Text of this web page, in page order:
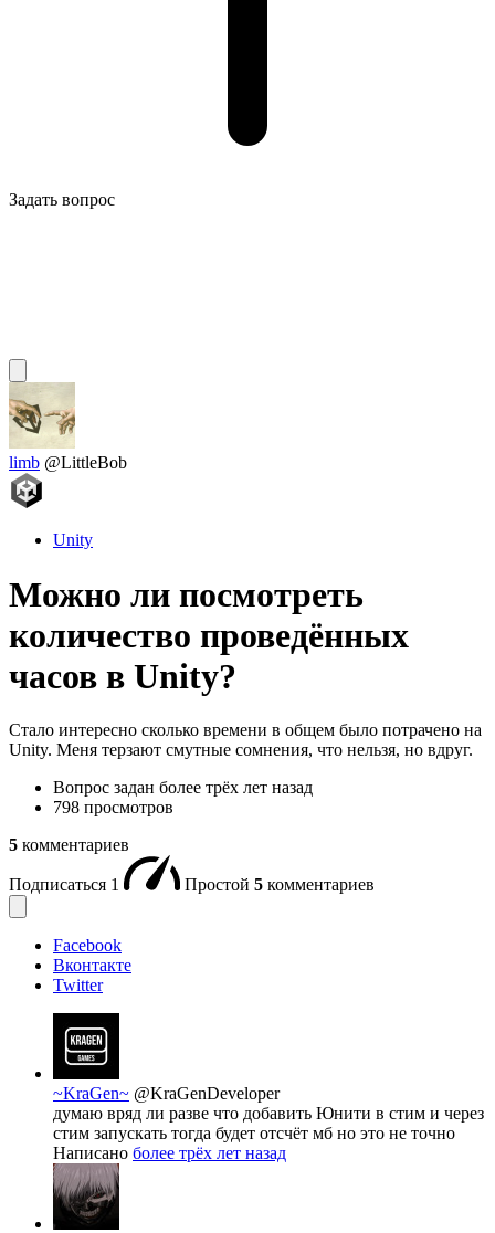
Задать вопрос
limb @LittleBob
Unity
Можно ли посмотреть
количество проведённых
часов в Unity?
Стало интересно сколько времени в общем было потрачено на
Unity. Меня терзают смутные сомнения, что нельзя, но вдруг.
Вопрос задан более трёх лет назад
798 просмотров
5 комментариев
Подписаться 1 Простой 5 комментариев
Facebook
Вконтакте
Twitter
~KraGen~ @KraGenDeveloper
думаю вряд ли разве что добавить Юнити в стим и через
стим запускать тогда будет отсчёт мб но это не точно
Написано более трёх лет назад